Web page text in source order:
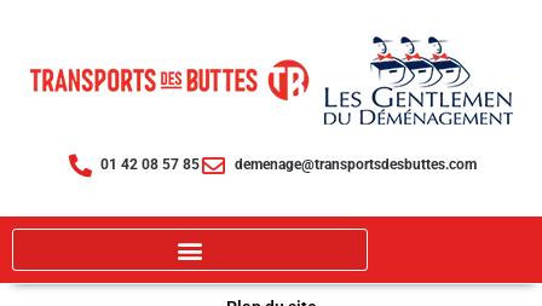
contenu
01 42 08 57 85 demenage@transportsdesbuttes.com